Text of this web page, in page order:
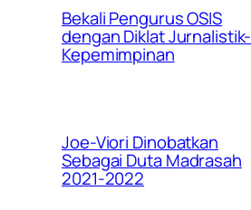
Bekali Pengurus OSIS
dengan Diklat Jurnalistik-
Kepemimpinan
Joe-Viori Dinobatkan
Sebagai Duta Madrasah
2021-2022